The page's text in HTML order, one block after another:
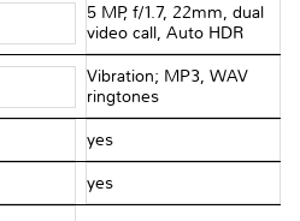
5 MP, f/1.7, 22mm, dual
video call, Auto HDR
Vibration; MP3, WAV
ringtones
yes
yes